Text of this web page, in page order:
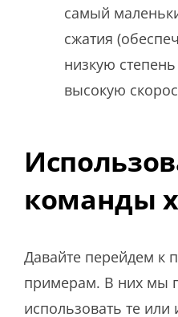
самый
сжатия
низкую
высокую
команды
Давайте перейдем к
примерам. В них мы
использовать те